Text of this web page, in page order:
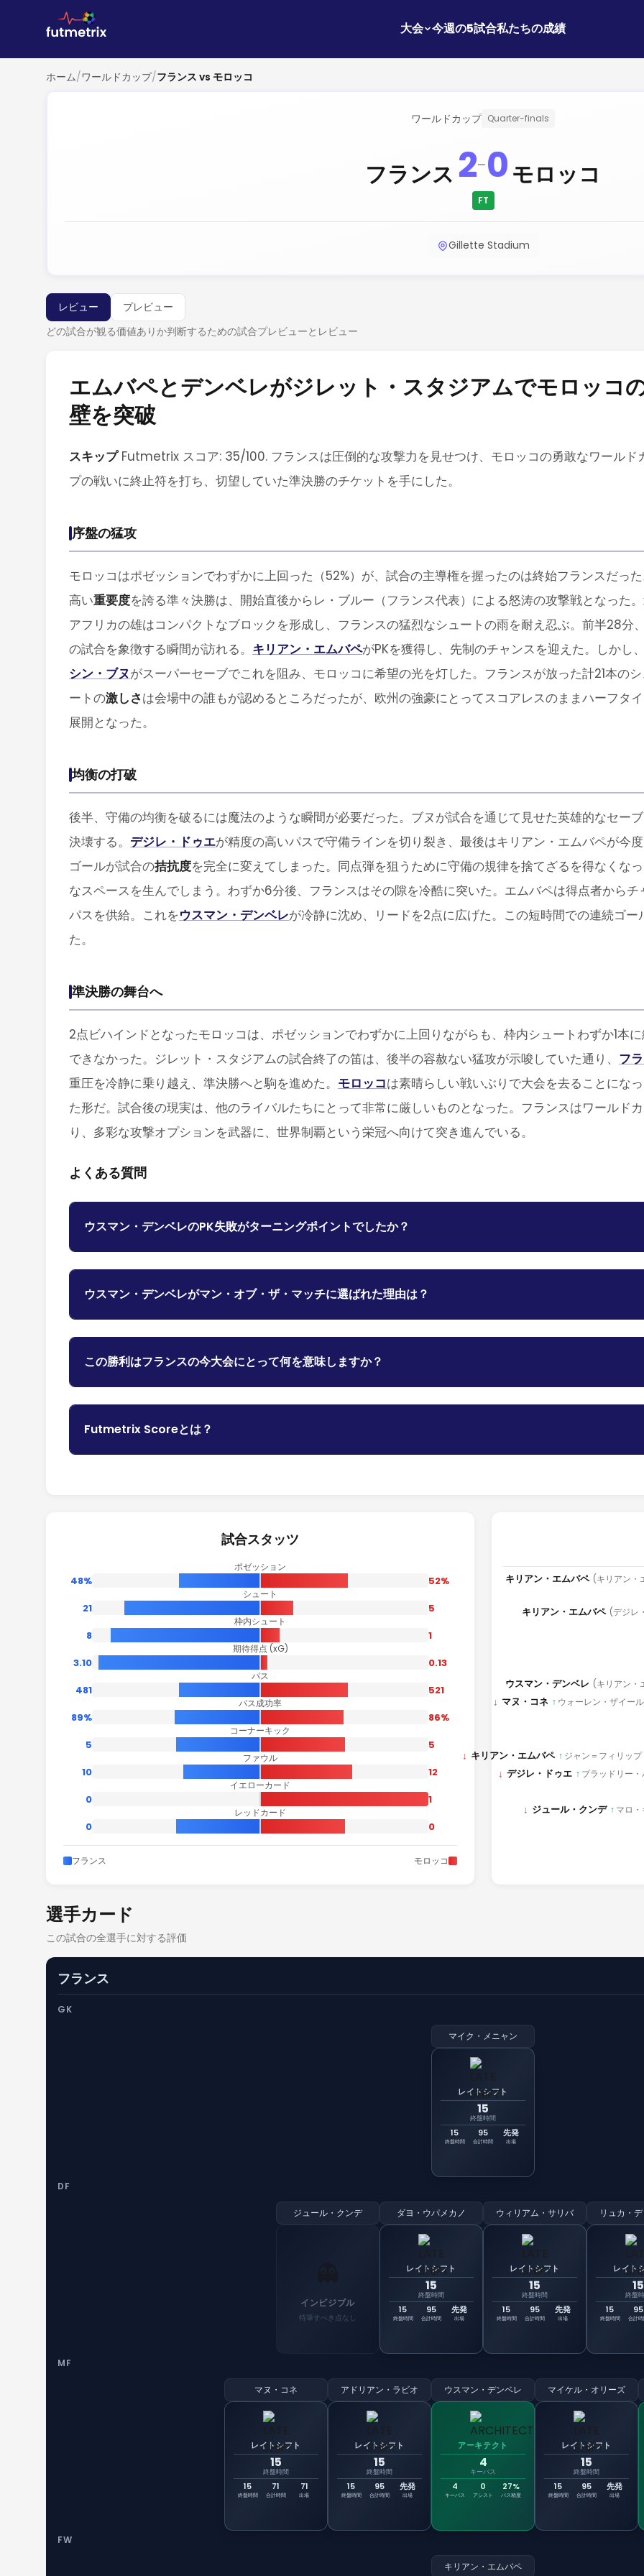
大会 今週の5試合私たちの成績
ホーム/ ワールドカップ/フランス vs モロッコ
ワールドカップ Quarter-finals
フランス 2-0
FT
モロッコ
Gillette Stadium
レビュー
プレビュー
どの試合が観る価値ありか判断するための試合プレビューとレビュー
エムバペとデンベレがジレット・スタジアムでモロッコ
壁を突破
スキップFutmetrix スコア: 35/100. フランスは圧倒的な攻撃力を見せつけ、モロッコの勇敢なワールド
プの戦いに終止符を打ち、切望していた準決勝のチケットを手にした。
序盤の猛攻
モロッコはポゼッションでわずかに上回った（52%）が、試合の主導権を握ったのは終始フランスだっ
高い重要度を誇る準々決勝は、開始直後からレ・ブルー（フランス代表）による怒涛の攻撃戦となった
アフリカの雄はコンパクトなブロックを形成し、フランスの猛烈なシュートの雨を耐え忍ぶ。前半28分
の試合を象徴する瞬間が訪れる。 キリアン・エムバペがPKを獲得し、先制のチャンスを迎えた。しかし
シン・ブヌがスーパーセーブでこれを阻み、モロッコに希望の光を灯した。フランスが放った計21本の
ートの激しさは会場中の誰もが認めるところだったが、欧州の強豪にとってスコアレスのままハーフタ
展開となった。
均衡の打破
後半、守備の均衡を破るには魔法のような瞬間が必要だった。ブヌが試合を通じて見せた英雄的なセー
決壊する。 デジレ・ドゥエが精度の高いパスで守備ラインを切り裂き、最後はキリアン・エムバペが今
ゴールが試合の拮抗度を完全に変えてしまった。同点弾を狙うために守備の規律を捨てざるを得なくな
なスペースを生んでしまう。わずか6分後、フランスはその隙を冷酷に突いた。エムバペは得点者から
パスを供給。これをウスマン・デンベレが冷静に沈め、リードを2点に広げた。この短時間での連続ゴ
た。
準決勝の舞台へ
2点ビハインドとなったモロッコは、ポゼッションでわずかに上回りながらも、枠内シュートわずか1本
できなかった。ジレット・スタジアムの試合終了の笛は、後半の容赦ない猛攻が示唆していた通り、 フ
重圧を冷静に乗り越え、準決勝へと駒を進めた。 モロッコは素晴らしい戦いぶりで大会を去ることにな
た形だ。試合後の現実は、他のライバルたちにとって非常に厳しいものとなった。フランスはワールド
り、多彩な攻撃オプションを武器に、世界制覇という栄冠へ向けて突き進んでいる。
よくある質問
ウスマン・デンベレのPK失敗がターニングポイントでしたか？
ウスマン・デンベレがマン・オブ・ザ・マッチに選ばれた理由は？
この勝利はフランスの今大会にとって何を意味しますか？
Futmetrix Scoreとは？
試合スタッツ
ポゼッション
48% 52%
シュート
21 5
枠内シュート
8 1
期待得点 (xG)
3.10 0.13
パス
481 521
パス成功率
89% 86%
コーナーキック
5 5
ファウル
10 12
イエローカード
0 1
レッドカード
0 0
フランス モロッコ
キリアン・エムバペ (キリアン・
キリアン・エムバペ (デジレ
ウスマン・デンベレ (キリアン・
↓ マヌ・コネ ↑ ウォーレン・ザイー
↓ キリアン・エムバペ ↑ ジャン＝フィリッ
↓ デジレ・ドゥエ ↑ ブラッドリー
↓ ジュール・クンデ ↑ マロ
選手カード
この試合の全選手に対する評価
フランス
GK
マイク・メニャン
レイトシフト
15
終盤時間
15
終盤時間
95
合計時間
先発
出場
DF
ジュール・クンデ
インビジブル
特筆すべき点なし
ダヨ・ウパメカノ
レイトシフト
15
終盤時間
15
終盤時間
95
合計時間
先発
出場
ウィリアム・サリバ
レイトシフト
15
終盤時間
15
終盤時間
95
合計時間
先発
出場
リュカ・
レイト
15
終盤
15
終盤時間
95
合計時
MF
マヌ・コネ
レイトシフト
15
終盤時間
15
終盤時間
71
合計時間
71
出場
アドリアン・ラビオ
レイトシフト
15
終盤時間
15
終盤時間
95
合計時間
先発
出場
ウスマン・デンベレ
アーキテクト
4
キーパス
4
キーパス
0
アシスト
27%
パス精度
マイケル・オリーズ
レイトシフト
15
終盤時間
15
終盤時間
95
合計時間
先発
出場
FW
キリアン・エムバペ